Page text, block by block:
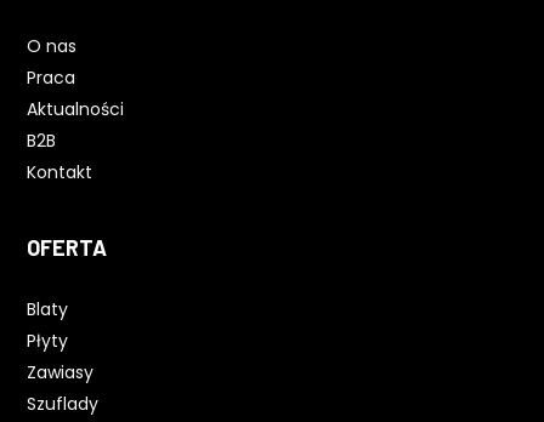
O nas
Praca
Aktualności
B2B
Kontakt
OFERTA
Blaty
Płyty
Zawiasy
Szuflady